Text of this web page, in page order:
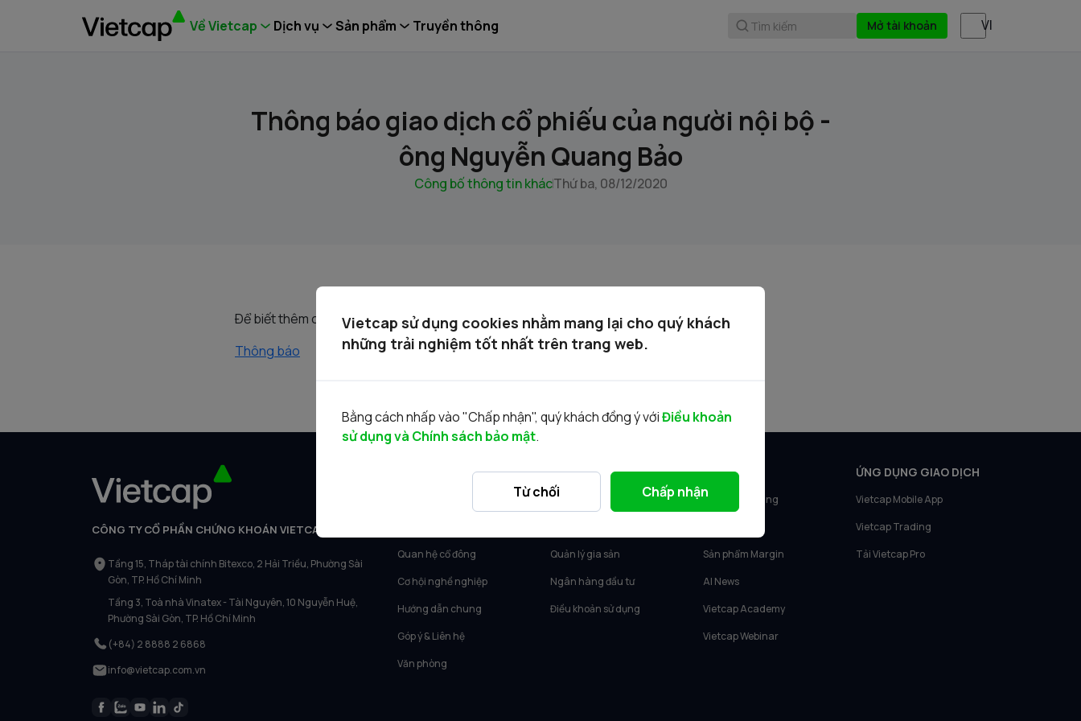
Về Vietcap Dịch vụ Sản phẩm Truyền thông Tìm kiếm Mở tài khoản
Thông báo giao dịch cổ phiếu của người nội bộ -
ông Nguyễn Quang Bảo
Công bố thông tin khácThứ ba, 08/12/2020
Ðể biết thêm chi tiết, Quý khách xem tài liệu đính kèm:
Thông báo
CÔNG TY CỔ PHẦN CHỨNG KHOÁN VIETCAP
Tầng 15, Tháp tài chính Bitexco, 2 Hải Triều, Phường Sài
Gòn, TP. Hồ Chí Minh
Tầng 3, Toà nhà Vinatex - Tài Nguyên, 10 Nguyễn Huệ,
Phường Sài Gòn, TP. Hồ Chí Minh
(+84) 2 8888 2 6868
info@vietcap.com.vn
Quan hệ cổ đông
Cơ hội nghề nghiệp
Hướng dẫn chung
Góp ý & Liên hệ
Văn phòng
DỊCH VỤ
Tư vấn KH Cá nhân
Quản lý gia sản
Ngân hàng đầu tư
Điều khoản sử dụng
SẢN PHẨM
Vietcap Trading
Sản phẩm Margin
AI News
Vietcap Academy
Vietcap Webinar
ỨNG DỤNG GIAO DỊCH
Vietcap Mobile App
Vietcap Trading
Tải Vietcap Pro
Vietcap sử dụng cookies nhằm mang lại cho quý khách
những trải nghiệm tốt nhất trên trang web.
Bằng cách nhấp vào "Chấp nhận", quý khách đồng ý vớiĐiều khoản
sử dụng và Chính sách bảo mật.
Từ chối Chấp nhận